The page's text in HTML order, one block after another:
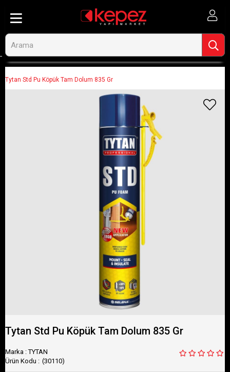
Tytan Std Pu Köpük Tam Dolum 835 Gr
Tytan Std Pu Köpük Tam Dolum 835 Gr
Marka : TYTAN
(30110)